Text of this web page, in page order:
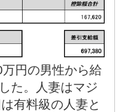
円の男性から給
た。人妻はマジ
有料級の人妻と